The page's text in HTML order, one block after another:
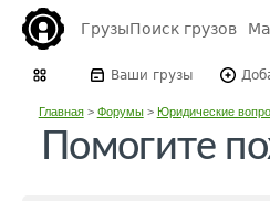
ГрузыПоиск грузов
Ваши грузы
Главная> Форумы> Юридические
Помогите